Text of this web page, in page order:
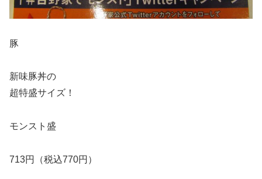
豚
新味豚丼の
超特盛サイズ！
モンスト盛
713円（税込770円）